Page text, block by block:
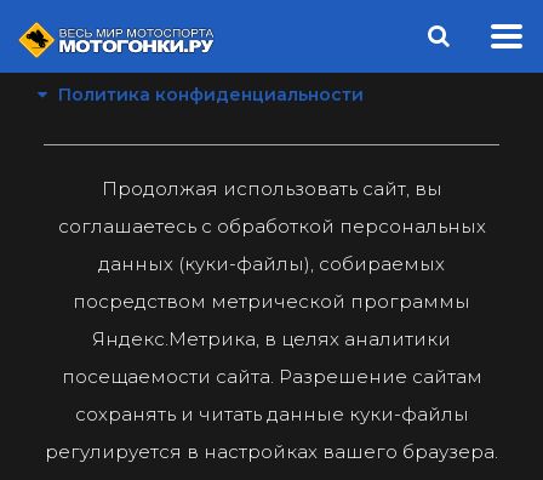
Политика конфиденциальности
Продолжая использовать сайт, вы
соглашаетесь с обработкой персональных
данных (куки-файлы), собираемых
посредством метрической программы
Яндекс.Метрика, в целях аналитики
посещаемости сайта. Разрешение сайтам
сохранять и читать данные куки-файлы
регулируется в настройках вашего браузера.